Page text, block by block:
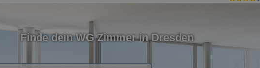
Finde dein WG Zimmer in Dresden